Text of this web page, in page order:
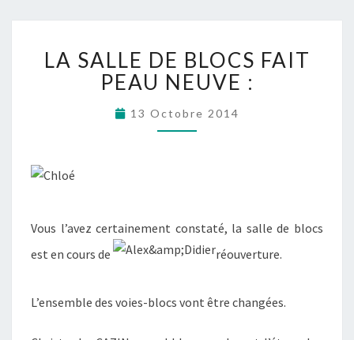
LA SALLE DE BLOCS FAIT
PEAU NEUVE :
13 Octobre 2014
Vous l’avez certainement constaté, la salle de blocs
est en cours de
réouverture.
L’ensemble des voies-blocs vont être changées.